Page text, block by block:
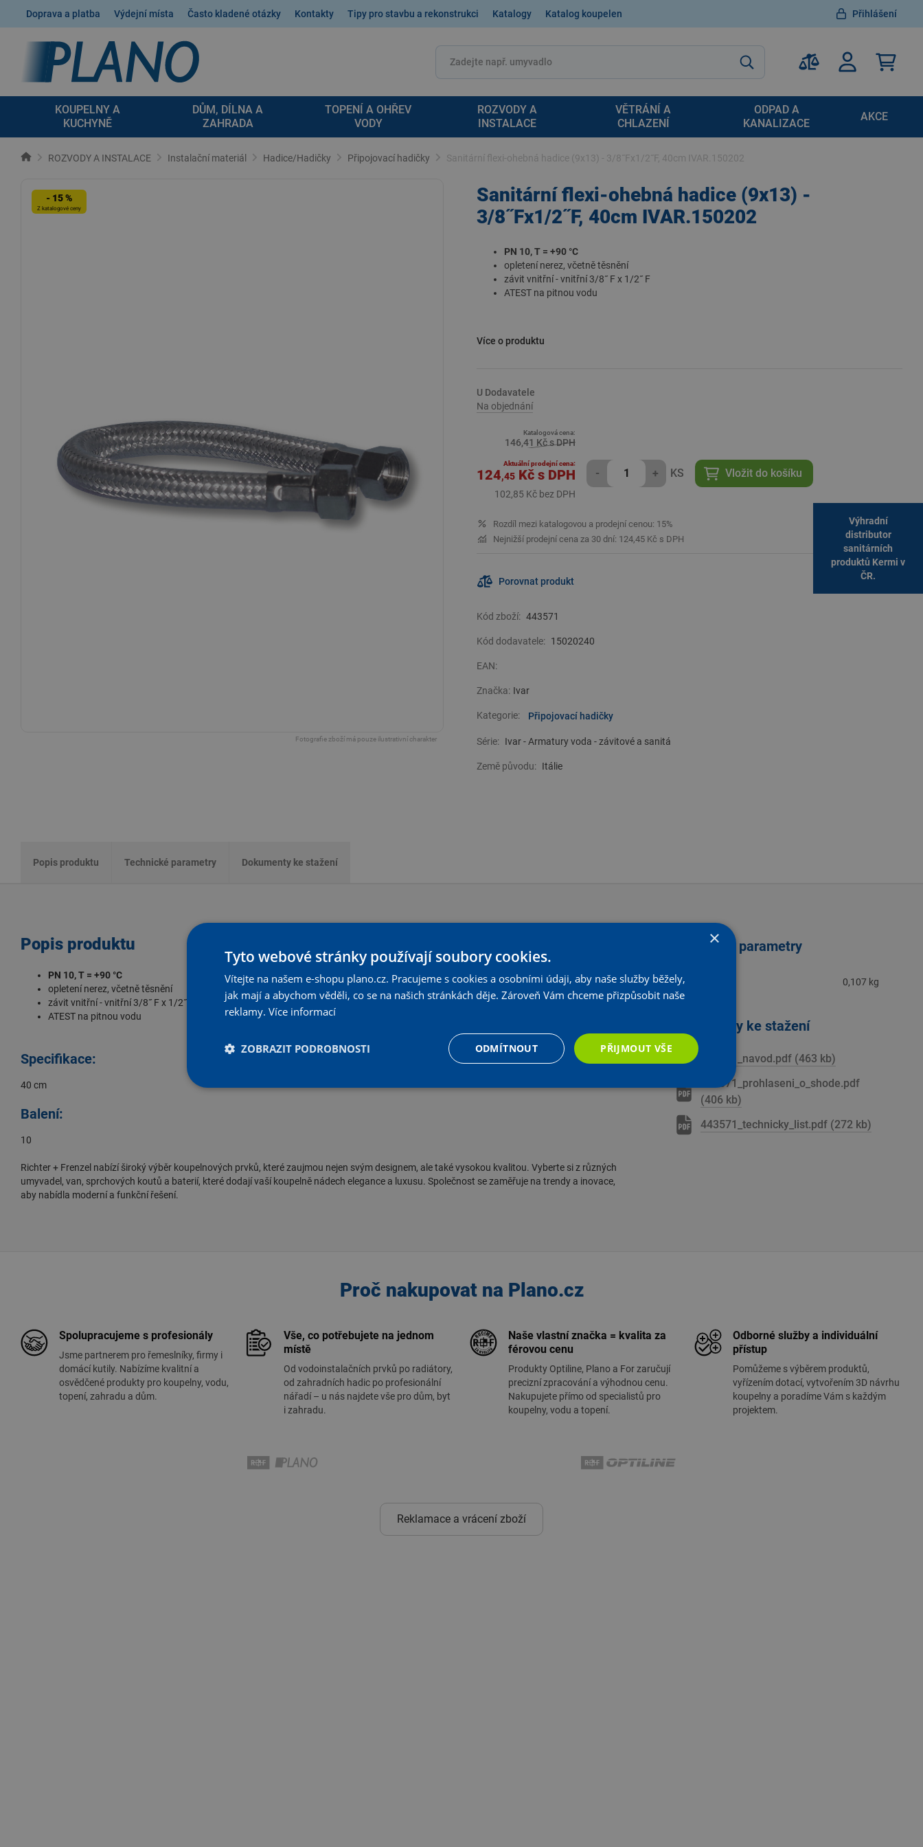
Doprava a platba Výdejní místa Často kladené otázky Kontakty Tipy pro stavbu a rekonstrukci Katalogy Katalog koupelen Přihlášení
KOUPELNY A
KUCHYNĚ
DŮM, DÍLNA A
ZAHRADA
TOPENÍ A OHŘEV
VODY
ROZVODY A
INSTALACE
VĚTRÁNÍ A
CHLAZENÍ
ODPAD A
KANALIZACE
AKCE
ROZVODY A INSTALACE Instalační materiál Hadice/Hadičky Připojovací hadičky Sanitární flexi-ohebná hadice (9x13) - 3/8˝Fx1/2˝F, 40cm IVAR.150202
- 15 %
Z katalogové ceny
Fotografie zboží má pouze ilustrativní charakter
Sanitární flexi-ohebná hadice (9x13) -
3/8˝Fx1/2˝F, 40cm IVAR.150202
PN 10, T = +90 °C
opletení nerez, včetně těsnění
závit vnitřní - vnitřní 3/8˝ F x 1/2˝ F
ATEST na pitnou vodu
Specifikace:
10
také vysokou kvalitou. Vyberte si z různých
vaší koupelně nádech elegance a luxusu. Společnost se zaměřuje na trendy a inovace, aby nabídla
moderní a funkční řešení.
Více o produktu
U Dodavatele
Na objednání
Katalogová cena:
146,41 Kč s DPH
Aktuální prodejní cena:
124,45 Kč s DPH
102,85 Kč bez DPH
- + KS Vložit do košíku
Rozdíl mezi katalogovou a prodejní cenou: 15%
Nejnižší prodejní cena za 30 dní: 124,45 Kč s DPH
Porovnat produkt
Kód zboží: 443571
Kód dodavatele: 15020240
EAN:
Značka: Ivar
Kategorie: Připojovací hadičky
Série: Ivar - Armatury voda - závitové a sanitá
Země původu: Itálie
Popis produktu Technické parametry Dokumenty ke stažení
Popis produktu
PN 10, T = +90 °C
opletení nerez, včetně těsnění
závit vnitřní - vnitřní 3/8˝ F x 1/2˝ F
ATEST na pitnou vodu
Specifikace:
40 cm
Balení:
10
Richter + Frenzel nabízí široký výběr koupelnových prvků, které zaujmou nejen svým designem, ale také vysokou kvalitou. Vyberte si z různých
umyvadel , van, sprchových koutů a baterií, které dodají vaší koupelně nádech elegance a luxusu. Společnost se zaměřuje na trendy a inovace,
aby nabídla moderní a funkční řešení.
Technické parametry
Hmotnost 0,107 kg
Dokumenty ke stažení
443571_navod.pdf (463 kb)
443571_prohlaseni_o_shode.pdf
(406 kb)
443571_technicky_list.pdf (272 kb)
Proč nakupovat na Plano.cz
Spolupracujeme s profesionály
Jsme partnerem pro řemeslníky, firmy i
domácí kutily. Nabízíme kvalitní a
osvědčené produkty pro koupelny, vodu,
topení, zahradu a dům.
Vše, co potřebujete na jednom
místě
Od vodoinstalačních prvků po radiátory,
od zahradních hadic po profesionální
nářadí – u nás najdete vše pro dům, byt
i zahradu.
Naše vlastní značka = kvalita za
férovou cenu
Produkty Optiline, Plano a For zaručují
precizní zpracování a výhodnou cenu.
Nakupujete přímo od specialistů pro
koupelny, vodu a topení.
Odborné služby a individuální
přístup
Pomůžeme s výběrem produktů,
vyřízením dotací, vytvořením 3D návrhu
koupelny a poradíme Vám s každým
projektem.
Reklamace a vrácení zboží
Výhradní
distributor
sanitárních
produktů Kermi v
ČR.
×
Tyto webové stránky používají soubory cookies.
Vítejte na našem e-shopu plano.cz. Pracujeme s cookies a osobními údaji, aby naše služby běžely,
jak mají a abychom věděli, co se na našich stránkách děje. Zároveň Vám chceme přizpůsobit naše
reklamy. Více informací
PŘIJMOUT VŠE
ODMÍTNOUT
ZOBRAZIT PODROBNOSTI